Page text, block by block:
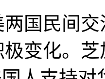
民间交
变化。